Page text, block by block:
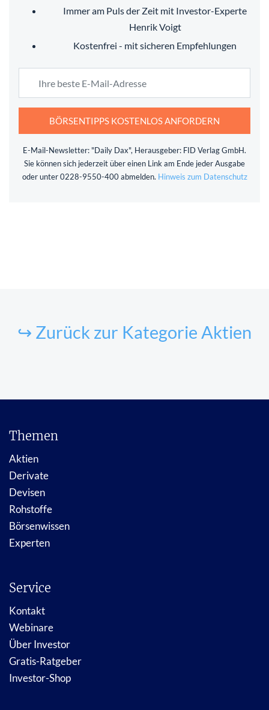
Immer am Puls der Zeit mit Investor-Experte
Henrik Voigt
Kostenfrei - mit sicheren Empfehlungen
BÖRSENTIPPS KOSTENLOS ANFORDERN
E-Mail-Newsletter: "Daily Dax", Herausgeber: FID Verlag GmbH.
Sie können sich jederzeit über einen Link am Ende jeder Ausgabe
oder unter 0228-9550-400 abmelden. Hinweis zum Datenschutz
↪ Zurück zur Kategorie Aktien
Themen
Aktien
Derivate
Devisen
Rohstoffe
Börsenwissen
Experten
Service
Kontakt
Webinare
Über Investor
Gratis-Ratgeber
Investor-Shop